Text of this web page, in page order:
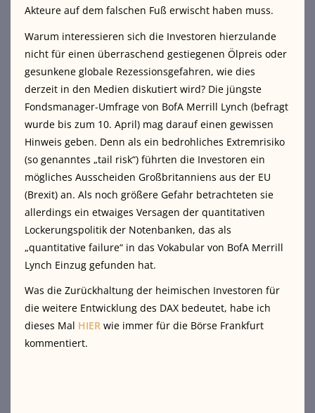
Akteure auf dem falschen Fuß erwischt haben muss.
Warum interessieren sich die Investoren hierzulande
nicht für einen überraschend gestiegenen Ölpreis oder
gesunkene globale Rezessionsgefahren, wie dies
derzeit in den Medien diskutiert wird? Die jüngste
Fondsmanager-Umfrage von BofA Merrill Lynch (befragt
wurde bis zum 10. April) mag darauf einen gewissen
Hinweis geben. Denn als ein bedrohliches Extremrisiko
(so genanntes „tail risk“) führten die Investoren ein
mögliches Ausscheiden Großbritanniens aus der EU
(Brexit) an. Als noch größere Gefahr betrachteten sie
allerdings ein etwaiges Versagen der quantitativen
Lockerungspolitik der Notenbanken, das als
„quantitative failure“ in das Vokabular von BofA Merrill
Lynch Einzug gefunden hat.
Was die Zurückhaltung der heimischen Investoren für
die weitere Entwicklung des DAX bedeutet, habe ich
dieses Mal HIER wie immer für die Börse Frankfurt
kommentiert.